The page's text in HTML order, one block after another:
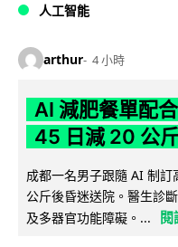
人工智能
arthur 4 小時
AI 減肥餐單配
45 日減 20 公
成都一名男子跟隨 AI 制
公斤後昏迷送院。醫生診
及多器官功能障礙。...
閱